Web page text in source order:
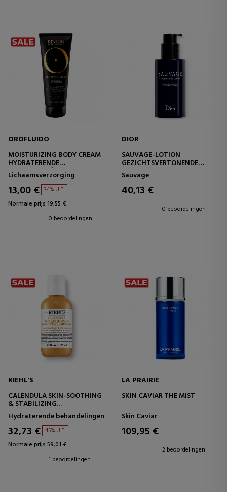
OROFLUIDO
MOISTURIZING BODY CREAM
HYDRATERENDE
LICHAAMSCRÈME
Lichaamsverzorging
13,00 € 34% UIT.
Normale prijs 19,55 €
0 beoordelingen
DIOR
SAUVAGE-LOTION
GEZICHTSVERTONENDE
LOTION MET CACTUS-
EXTRACT - ENERGIZEND EN
VERZACHTEND
Sauvage
40,13 €
0 beoordelingen
KIEHL'S
CALENDULA SKIN-SOOTHING
& STABILIZING
VERZACHTENDE EMULSIE -
BALANCEREND
Hydraterende behandelingen
32,73 € 45% UIT.
Normale prijs 59,01 €
1 beoordelingen
LA PRAIRIE
SKIN CAVIAR THE MIST
Skin Caviar
109,95 €
2 beoordelingen